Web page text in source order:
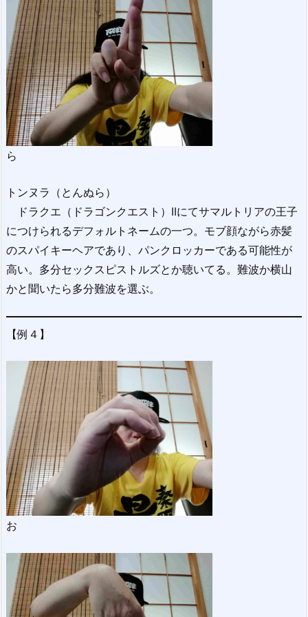
ら
トンヌラ（とんぬら）
ドラクエ（ドラゴンクエスト）IIにてサマルトリアの王子
につけられるデフォルトネームの一つ。モブ顔ながら赤髪
のスパイキーヘアであり、パンクロッカーである可能性が
高い。多分セックスピストルズとか聴いてる。難波か横山
かと聞いたら多分難波を選ぶ。
【例４】
お